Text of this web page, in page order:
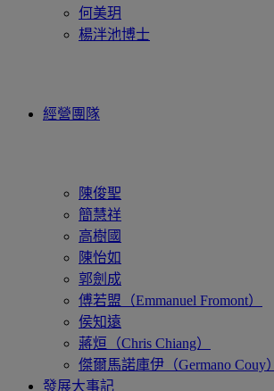
何美玥
楊泮池博士
經營團隊
陳俊聖
簡慧祥
高樹國
陳怡如
郭劍成
傅若盟（Emmanuel Fromont）
侯知遠
蔣烜（Chris Chiang）
傑爾馬諾庫伊（Germano Couy）
發展大事記